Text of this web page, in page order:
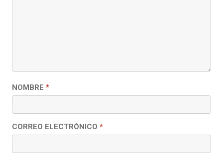
NOMBRE *
CORREO ELECTRÓNICO *